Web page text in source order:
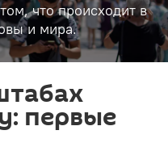
что происходит в
и мира.
первые